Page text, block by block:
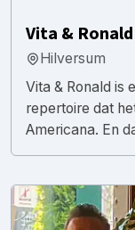
Vita & Ronald
Hilversum
Vita & Ronald is
repertoire dat
Americana. En